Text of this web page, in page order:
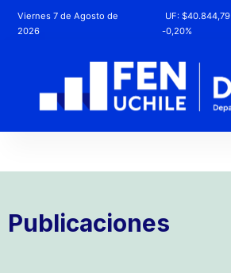
Viernes 7 de Agosto de
2026
UF:$40.844,79
-0,20%
Publicaciones